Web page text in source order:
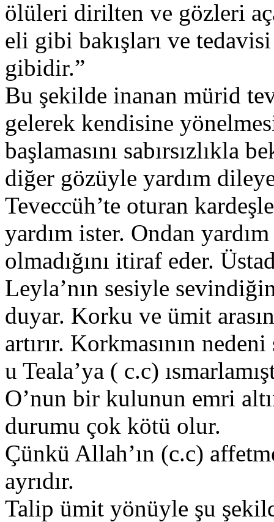
ölüleri dirilten ve gözleri
eli gibi bakışları ve
gibidir.”
Bu şekilde inanan mürid
gelerek kendisine
başlamasını sabırsızlıkla
diğer gözüyle yardım
Teveccüh’te oturan
yardım ister. Ondan
olmadığını itiraf eder.
Leyla’nın sesiyle
duyar. Korku ve ümit
artırır. Korkmasının
u Teala’ya ( c.c)
O’nun bir kulunun emri
durumu çok kötü olur.
Çünkü Allah’ın (c.c)
ayrıdır.
Talip ümit yönüyle şu